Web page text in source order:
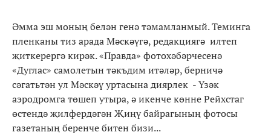
Әмма эш моның белән генә тәмамланмый. Теминга
пленканы тиз арада Мәскәүгә, редакциягә илтеп
җиткерергә кирәк. «Правда» фотохәбәрчесенә
«Дуглас» самолетын тәкъдим итәләр, берничә
сәгатьтән ул Мәскәү уртасына диярлек - Үзәк
аэродромга төшеп утыра, ә икенче көнне Рейхстаг
өстендә җилфердәгән Җиңү байрагының фотосы
газетаның беренче битен бизи...